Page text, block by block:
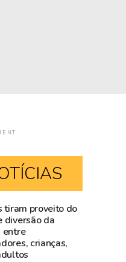
tiram proveito do
diversão da
entre
crianças,